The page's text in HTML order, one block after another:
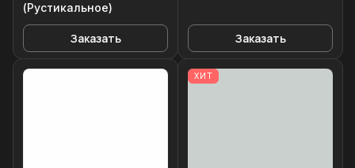
(Рустикальное)
Заказать Заказать
ХИТ